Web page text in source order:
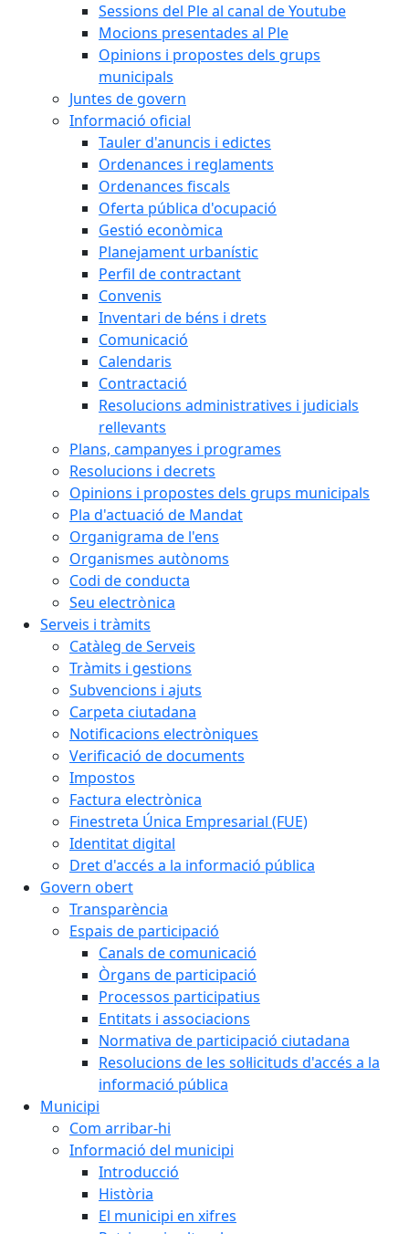
Sessions del Ple al canal de Youtube
Mocions presentades al Ple
Opinions i propostes dels grups
municipals
Juntes de govern
Informació oficial
Tauler d'anuncis i edictes
Ordenances i reglaments
Ordenances fiscals
Oferta pública d'ocupació
Gestió econòmica
Planejament urbanístic
Perfil de contractant
Convenis
Inventari de béns i drets
Comunicació
Calendaris
Contractació
Resolucions administratives i judicials
rellevants
Plans, campanyes i programes
Resolucions i decrets
Opinions i propostes dels grups municipals
Pla d'actuació de Mandat
Organigrama de l'ens
Organismes autònoms
Codi de conducta
Seu electrònica
Serveis i tràmits
Catàleg de Serveis
Tràmits i gestions
Subvencions i ajuts
Carpeta ciutadana
Notificacions electròniques
Verificació de documents
Impostos
Factura electrònica
Finestreta Única Empresarial (FUE)
Identitat digital
Dret d'accés a la informació pública
Govern obert
Transparència
Espais de participació
Canals de comunicació
Òrgans de participació
Processos participatius
Entitats i associacions
Normativa de participació ciutadana
Resolucions de les sol·licituds d'accés a la
informació pública
Municipi
Com arribar-hi
Informació del municipi
Introducció
Història
El municipi en xifres